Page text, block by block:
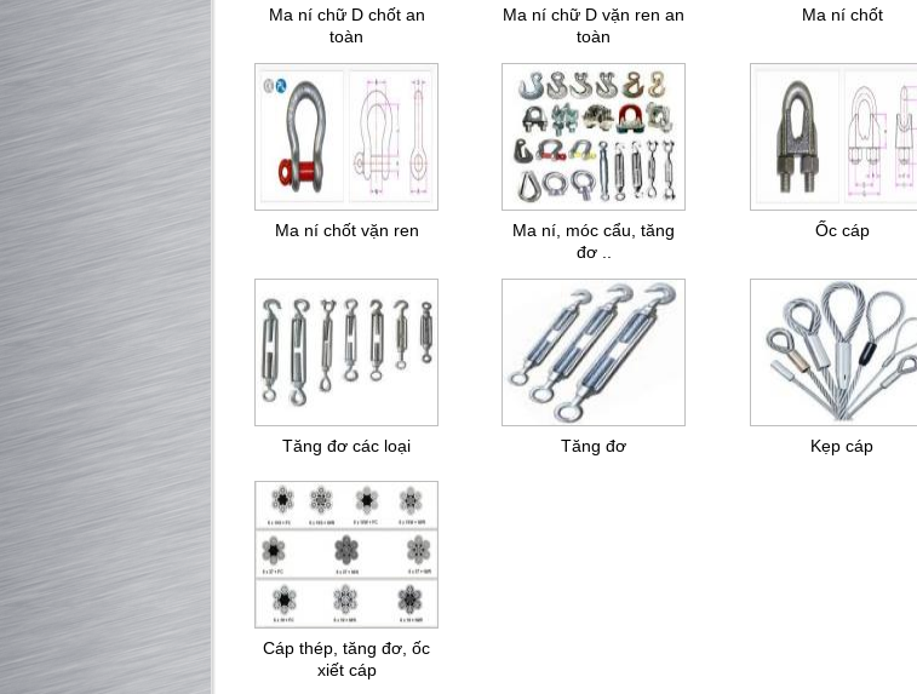
Ma ní chữ D chốt an
toàn
Ma ní chữ D vặn ren an
toàn
Ma ní chốt
Ma ní chốt vặn ren
Ma ní, móc cẩu, tăng
đơ ..
Ốc cáp
Tăng đơ các loại Tăng đơ Kẹp cáp
Cáp thép, tăng đơ, ốc
xiết cáp